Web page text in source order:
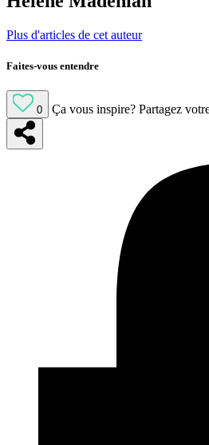
Plus d'articles de cet auteur
Faites-vous entendre
0 Ça vous inspire? Partagez